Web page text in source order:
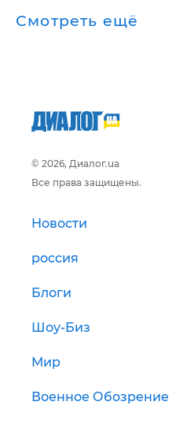
Смотреть ещё
© 2026, Диалог.ua
Все права защищены.
Новости
россия
Блоги
Шоу-Биз
Мир
Военное Обозрение